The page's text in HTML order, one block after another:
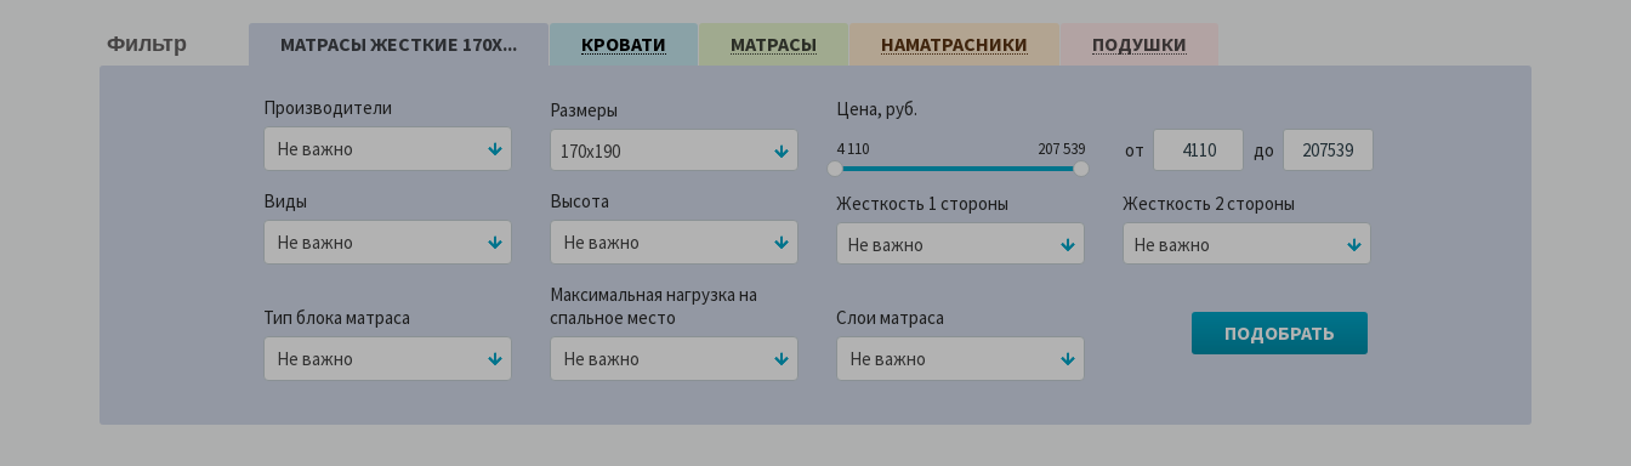
Фильтр МАТРАСЫ ЖЕСТКИЕ 170X... КРОВАТИ МАТРАСЫ НАМАТРАСНИКИ ПОДУШКИ
Производители
Размеры
170x190
Цена, руб.
4 110 207 539
4 110 207 539 от до
Виды Высота
Жесткость 1 стороны
Не важно
Жесткость 2 стороны
Не важно
Тип блока матраса
Максимальная нагрузка на
спальное место
Слои матраса